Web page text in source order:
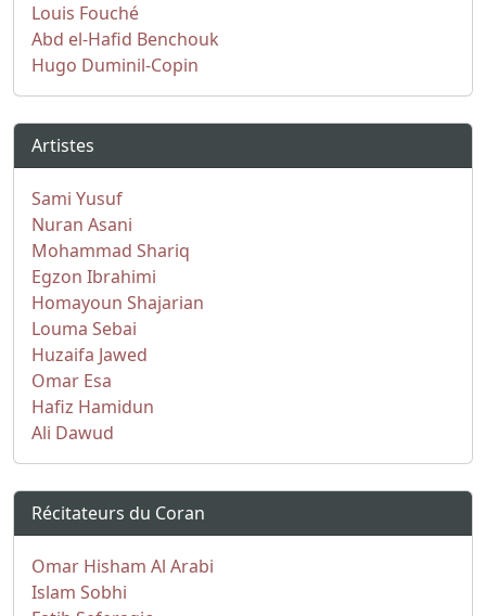
Louis Fouché
Abd el-Hafid Benchouk
Hugo Duminil-Copin
Artistes
Sami Yusuf
Nuran Asani
Mohammad Shariq
Egzon Ibrahimi
Homayoun Shajarian
Louma Sebai
Huzaifa Jawed
Omar Esa
Hafiz Hamidun
Ali Dawud
Récitateurs du Coran
Omar Hisham Al Arabi
Islam Sobhi